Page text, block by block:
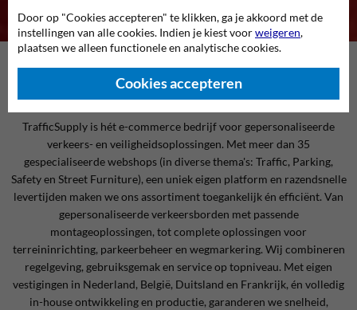
Dé online specialist in verkeers- en
veiligheidsmaterialen
TrafficSupply is hét e-commerce bedrijf voor gepersonaliseerde
verkeers- en veiligheidsoplossingen. Met meer dan 35
gespecialiseerde webshops (in diverse thema's: Traffic, Parking,
Safety en Street Furniture), een uniek eigen platform en razendsnelle
levertijden maken we ons assortiment toegankelijk én efficiënt. Van
gepersonaliseerde verkeersborden met passende
montageoplossingen, tot complete oplossingen voor
terreininrichting, parkeerbeheer en wegmarkering. Wij combineren
regelgeving, gebruiksgemak en service op topniveau. Met eigen
vestigingen in Nederland, België, Duitsland en Frankrijk, én volledig
in-house ontwikkeling en productie, garanderen we snelheid,
Door op "Cookies accepteren" te klikken, ga je akkoord met de
instellingen van alle cookies. Indien je kiest voorweigeren,
plaatsen we alleen functionele en analytische cookies.
Cookies accepteren